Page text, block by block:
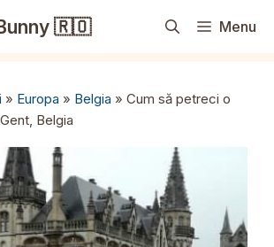
🇷🇴 Menu
» Europa » Belgia » Cum să petreci o
Belgia